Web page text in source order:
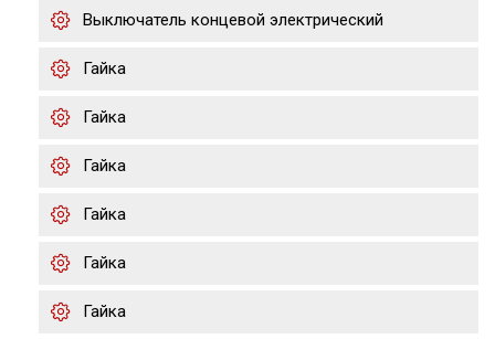
Выключатель концевой электрический
Гайка
Гайка
Гайка
Гайка
Гайка
Гайка